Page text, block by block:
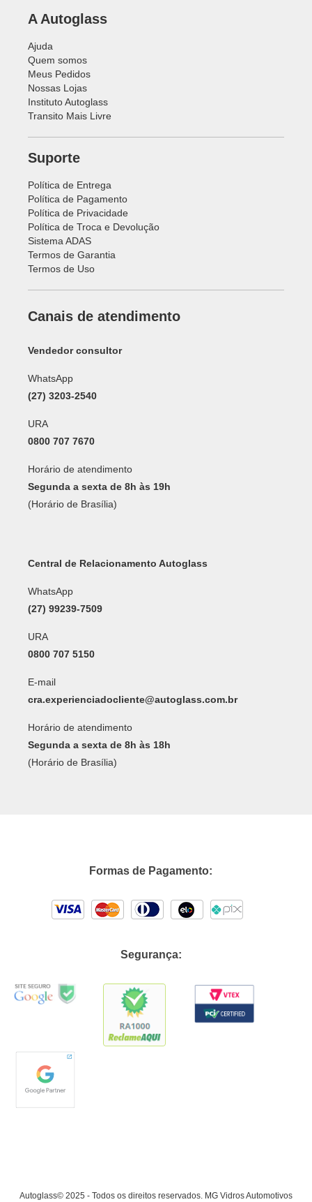
A Autoglass
Ajuda
Quem somos
Meus Pedidos
Nossas Lojas
Instituto Autoglass
Transito Mais Livre
Suporte
Política de Entrega
Política de Pagamento
Política de Privacidade
Política de Troca e Devolução
Sistema ADAS
Termos de Garantia
Termos de Uso
Canais de atendimento
Vendedor consultor
WhatsApp
(27) 3203-2540
URA
0800 707 7670
Horário de atendimento
Segunda a sexta de 8h às 19h
(Horário de Brasília)
Central de Relacionamento Autoglass
WhatsApp
(27) 99239-7509
URA
0800 707 5150
E-mail
cra.experienciadocliente@autoglass.com.br
Horário de atendimento
Segunda a sexta de 8h às 18h
(Horário de Brasília)
Formas de Pagamento:
Segurança:
Autoglass© 2025 - Todos os direitos reservados. MG Vidros Automotivos